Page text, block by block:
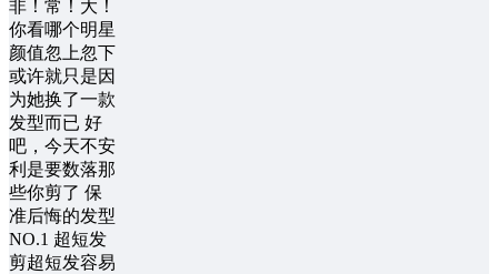
非！常！大！
你看哪个明星
颜值忽上忽下
或许就只是因
为她换了一款
发型而已 好
吧，今天不安
利是要数落那
些你剪了 保
准后悔的发型
NO.1 超短发
剪超短发容易